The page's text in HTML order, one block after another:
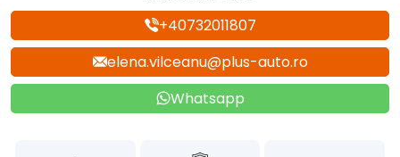
+40732011807
elena.vilceanu@plus-auto.ro
Whatsapp